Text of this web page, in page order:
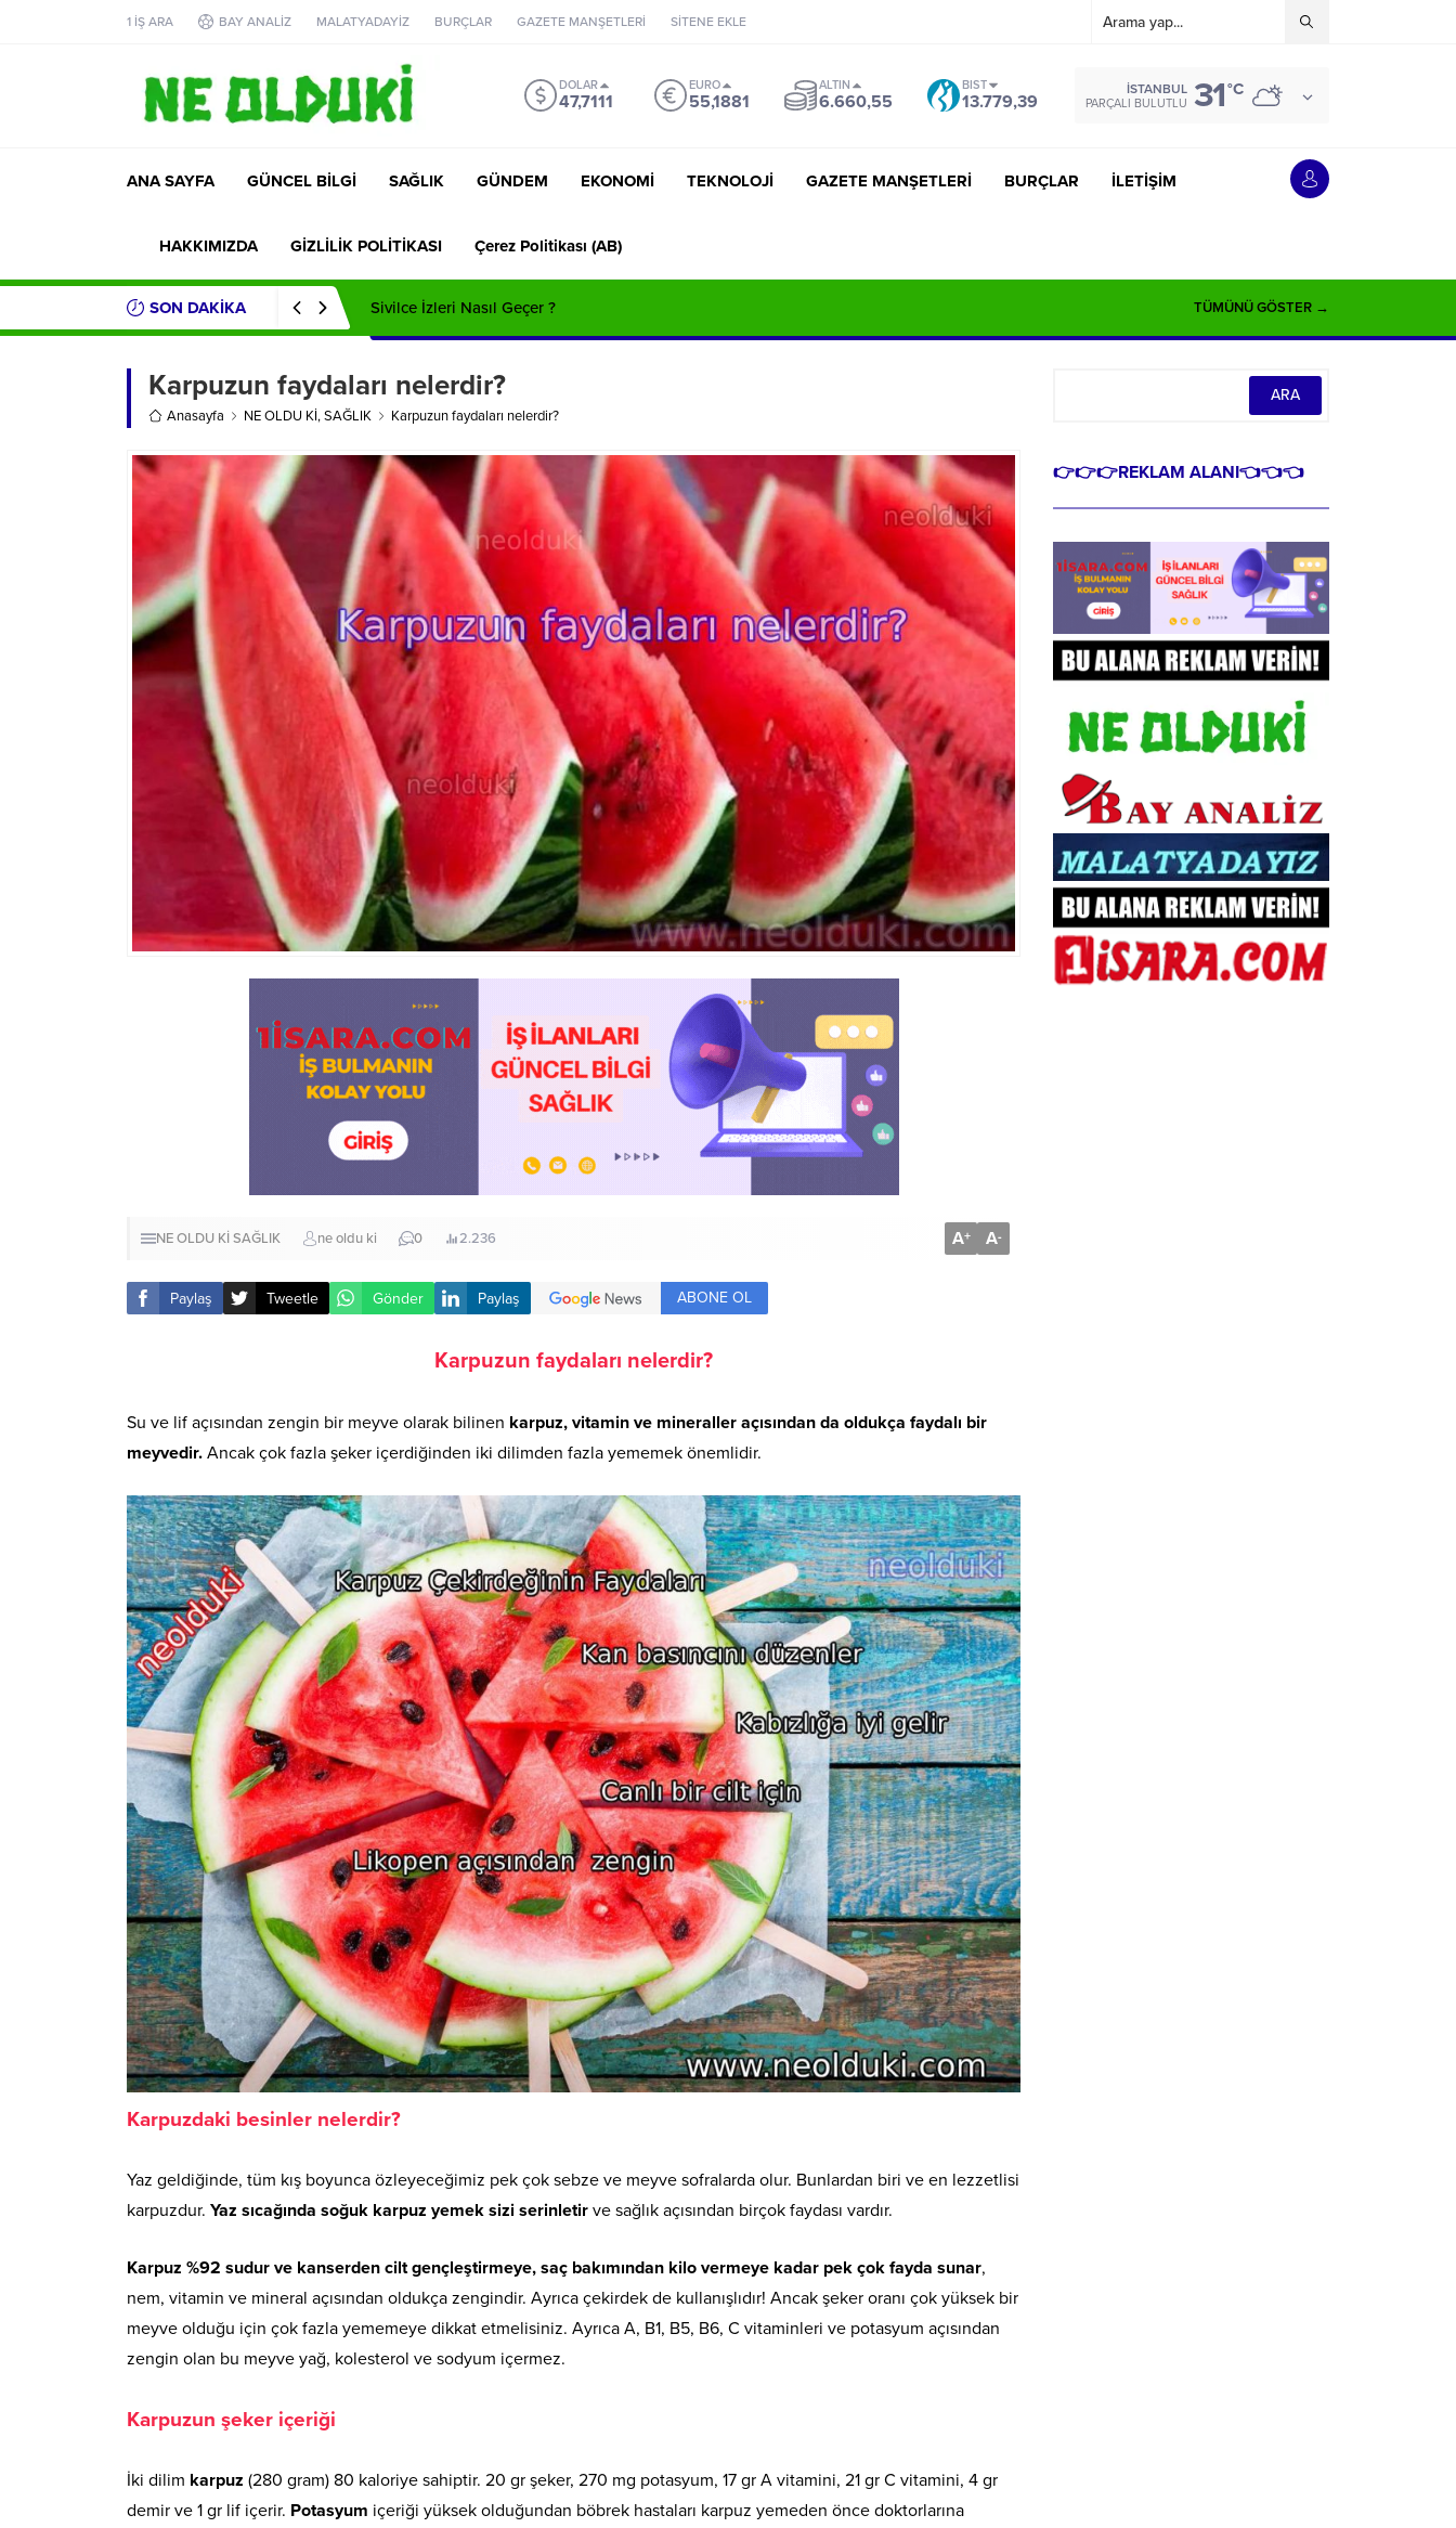
1 İŞ ARA BAY ANALİZ MALATYADAYİZ BURÇLAR GAZETE MANŞETLERİ SİTENE EKLE
DOLAR
47,7111
EURO
55,1881
ALTIN
6.660,55
BIST
13.779,39
İSTANBUL
PARÇALI BULUTLU 31°C
ANA SAYFA GÜNCEL BİLGİ SAĞLIK GÜNDEM EKONOMİ TEKNOLOJİ GAZETE MANŞETLERİ BURÇLAR İLETİŞİM
HAKKIMIZDA GİZLİLİK POLİTİKASI Çerez Politikası (AB)
SON DAKİKA Sivilce İzleri Nasıl Geçer ? TÜMÜNÜ GÖSTER →
Karpuzun faydaları nelerdir?
Anasayfa NE OLDU Kİ,SAĞLIK Karpuzun faydaları nelerdir?
NE OLDU KİSAĞLIK ne oldu ki 0 2.236 A+ A-
Paylaş Tweetle Gönder Paylaş ABONE OL
Karpuzun faydaları nelerdir?
Su ve lif açısından zengin bir meyve olarak bilinen karpuz, vitamin ve mineraller açısından da oldukça faydalı bir
meyvedir. Ancak çok fazla şeker içerdiğinden iki dilimden fazla yememek önemlidir.
Karpuzdaki besinler nelerdir?
Yaz geldiğinde, tüm kış boyunca özleyeceğimiz pek çok sebze ve meyve sofralarda olur. Bunlardan biri ve en lezzetlisi
karpuzdur. Yaz sıcağında soğuk karpuz yemek sizi serinletir ve sağlık açısından birçok faydası vardır.
Karpuz %92 sudur ve kanserden cilt gençleştirmeye, saç bakımından kilo vermeye kadar pek çok fayda sunar,
nem, vitamin ve mineral açısından oldukça zengindir. Ayrıca çekirdek de kullanışlıdır! Ancak şeker oranı çok yüksek bir
meyve olduğu için çok fazla yememeye dikkat etmelisiniz. Ayrıca A, B1, B5, B6, C vitaminleri ve potasyum açısından
zengin olan bu meyve yağ, kolesterol ve sodyum içermez.
Karpuzun şeker içeriği
İki dilim karpuz (280 gram) 80 kaloriye sahiptir. 20 gr şeker, 270 mg potasyum, 17 gr A vitamini, 21 gr C vitamini, 4 gr
demir ve 1 gr lif içerir. Potasyum içeriği yüksek olduğundan böbrek hastaları karpuz yemeden önce doktorlarına
👉👉👉REKLAM ALANI👈👈👈